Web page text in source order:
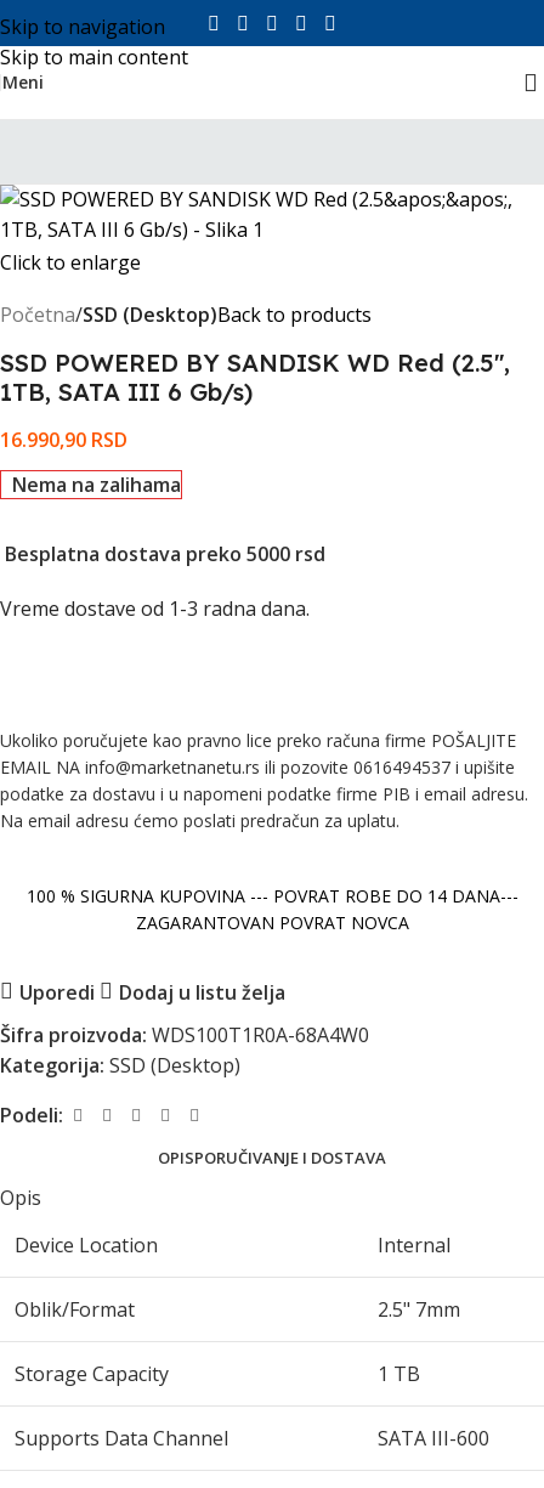
Skip to navigation
Skip to main content
Meni
Click to enlarge
Početna SSD (Desktop)Back to products
SSD POWERED BY SANDISK WD Red (2.5'',
1TB, SATA III 6 Gb/s)
16.990,90 RSD
Nema na zalihama
Besplatna dostava preko 5000 rsd
Vreme dostave od 1-3 radna dana.
Ukoliko poručujete kao pravno lice preko računa firme POŠALJITE
EMAIL NA info@marketnanetu.rs ili pozovite 0616494537 i upišite
podatke za dostavu i u napomeni podatke firme PIB i email adresu.
Na email adresu ćemo poslati predračun za uplatu.
100 % SIGURNA KUPOVINA --- POVRAT ROBE DO 14 DANA---
ZAGARANTOVAN POVRAT NOVCA
Uporedi
Dodaj u listu želja
Šifra proizvoda: WDS100T1R0A-68A4W0
Kategorija: SSD (Desktop)
Podeli:
OPISPORUČIVANJE I DOSTAVA
Opis
Device Location
Internal
Oblik/Format 2.5" 7mm
Storage Capacity 1 TB
Supports Data Channel SATA III-600